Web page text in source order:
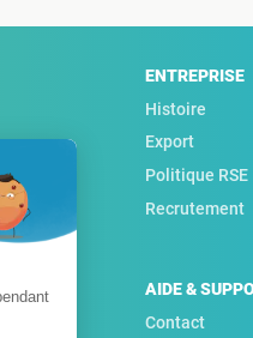
ENTREPRISE
Histoire
Export
Politique RSE
Recrutement
AIDE &
Contact